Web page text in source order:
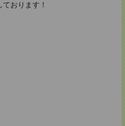
おります！